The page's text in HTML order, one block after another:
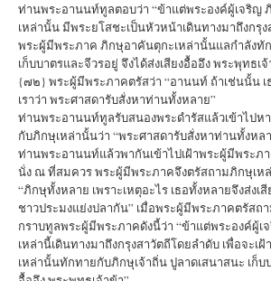
ท่านพระอานนท์ทูลตอบว่า “ข้าแต่พระองค์ผู้เจริญ
เหล่านั้น มีพระยโสชะเป็นหัวหน้าเดินทางมาถึงกรุง
พระผู้มีพระภาค ภิกษุอาคันตุกะเหล่านั้นแลกำลังทั
เก็บบาตรและจีวรอยู่ จึงได้ส่งเสียงอื้ออึง พระพุทธเจ้
{๗๒} พระผู้มีพระภาคตรัสว่า “อานนท์ ถ้าเช่นนั้น เ
เราว่า พระศาสดารับสั่งหาท่านทั้งหลาย”
ท่านพระอานนท์ทูลรับสนองพระดำรัสแล้วเข้าไปห
กับภิกษุเหล่านั้นว่า “พระศาสดารับสั่งหาท่านทั้งห
ท่านพระอานนท์แล้วพากันเข้าไปเฝ้าพระผู้มีพระภ
นั่ง ณ ที่สมควร พระผู้มีพระภาคจึงตรัสถามภิกษุเห
“ภิกษุทั้งหลาย เพราะเหตุอะไร เธอทั้งหลายจึงส่งเ
ชาวประมงแย่งปลากัน” เมื่อพระผู้มีพระภาคตรัสถ
กราบทูลพระผู้มีพระภาคดังนี้ว่า “ข้าแต่พระองค์ผู้
เหล่านี้เดินทางมาถึงกรุงสาวัตถีโดยลำดับ เพื่อจะ
เหล่านั้นทักทายกับภิกษุเจ้าถิ่น ปูลาดเสนาสนะ เก็บ